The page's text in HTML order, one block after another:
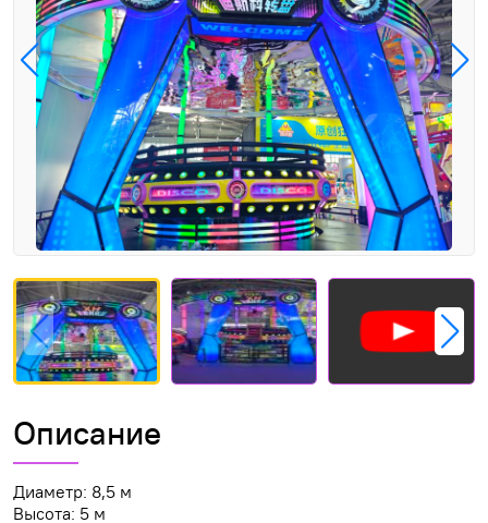
Описание
Диаметр: 8,5 м
Высота: 5 м